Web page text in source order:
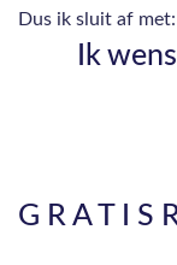
Dus ik sluit af met:
Ik
G R A T I S